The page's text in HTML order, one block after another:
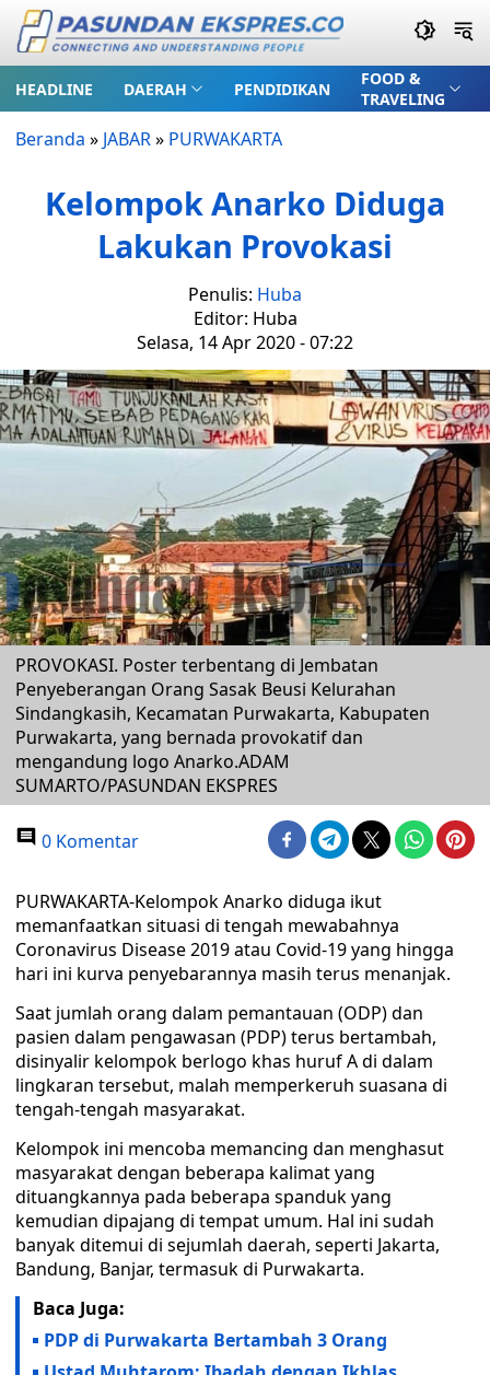
HEADLINE DAERAH PENDIDIKAN
FOOD &
TRAVELING
Beranda » JABAR» PURWAKARTA
Kelompok Anarko Diduga
Lakukan Provokasi
Penulis: Huba
Editor: Huba
Selasa, 14 Apr 2020 - 07:22
PROVOKASI. Poster terbentang di Jembatan
Penyeberangan Orang Sasak Beusi Kelurahan
Sindangkasih, Kecamatan Purwakarta, Kabupaten
Purwakarta, yang bernada provokatif dan
mengandung logo Anarko.ADAM
SUMARTO/PASUNDAN EKSPRES
0 Komentar
PURWAKARTA-Kelompok Anarko diduga ikut
memanfaatkan situasi di tengah mewabahnya
Coronavirus Disease 2019 atau Covid-19 yang hingga
hari ini kurva penyebarannya masih terus menanjak.
Saat jumlah orang dalam pemantauan (ODP) dan
pasien dalam pengawasan (PDP) terus bertambah,
disinyalir kelompok berlogo khas huruf A di dalam
lingkaran tersebut, malah memperkeruh suasana di
tengah-tengah masyarakat.
Kelompok ini mencoba memancing dan menghasut
masyarakat dengan beberapa kalimat yang
dituangkannya pada beberapa spanduk yang
kemudian dipajang di tempat umum. Hal ini sudah
banyak ditemui di sejumlah daerah, seperti Jakarta,
Bandung, Banjar, termasuk di Purwakarta.
Baca Juga:
PDP di Purwakarta Bertambah 3 Orang